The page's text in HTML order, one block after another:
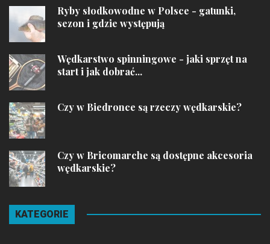
Ryby słodkowodne w Polsce - gatunki,
sezon i gdzie występują
Wędkarstwo spinningowe - jaki sprzęt na
start i jak dobrać...
Czy w Biedronce są rzeczy wędkarskie?
Czy w Bricomarche są dostępne akcesoria
wędkarskie?
KATEGORIE